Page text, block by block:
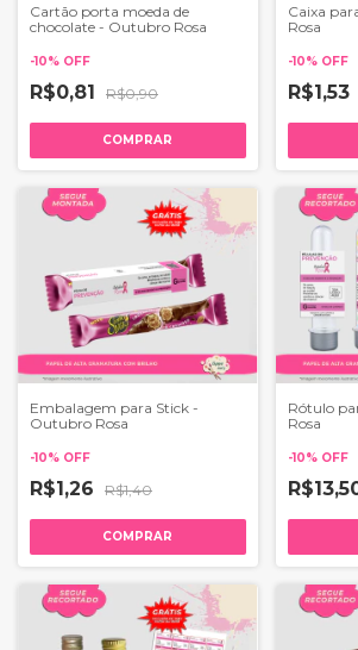
Cartão porta moeda de
chocolate - Outubro Rosa
-10% OFF
R$0,81 R$0,90
COMPRAR
Caixa
Rosa
-10% OFF
R$1,53
Embalagem para Stick -
Outubro Rosa
-10% OFF
R$1,26 R$1,40
COMPRAR
Rótulo
Rosa
-10% OFF